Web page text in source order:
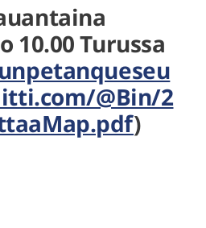
10.00 Turussa
@Bin/2
)